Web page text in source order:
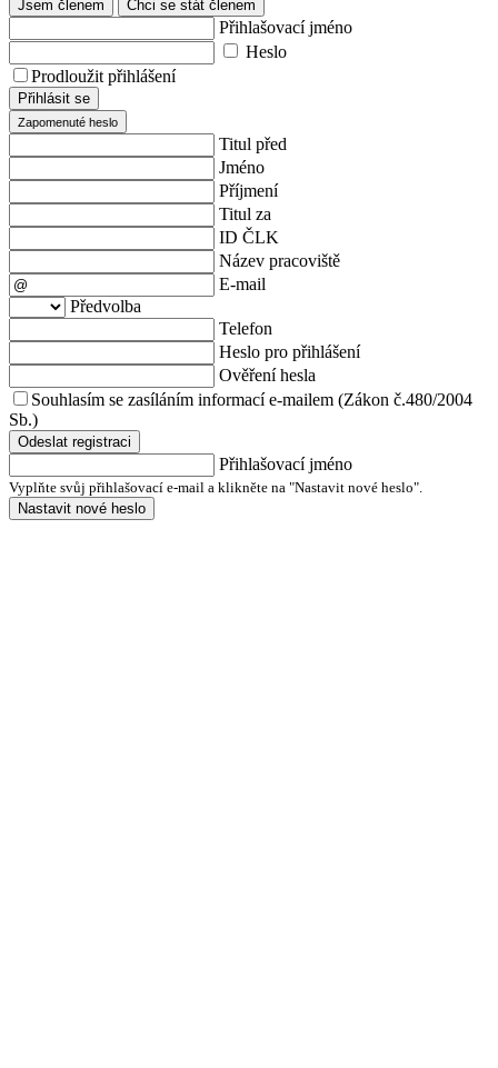
Jsem členem Chci se stát členem
Přihlašovací jméno
Heslo
Prodloužit přihlášení
Přihlásit se
Zapomenuté heslo
Titul před
Jméno
Příjmení
Titul za
ID ČLK
Název pracoviště
E-mail
Předvolba
Telefon
Heslo pro přihlášení
Ověření hesla
Souhlasím se zasíláním informací e-mailem (Zákon č.480/2004
Sb.)
Odeslat registraci
Přihlašovací jméno
Vyplňte svůj přihlašovací e-mail a klikněte na "Nastavit nové heslo".
Nastavit nové heslo